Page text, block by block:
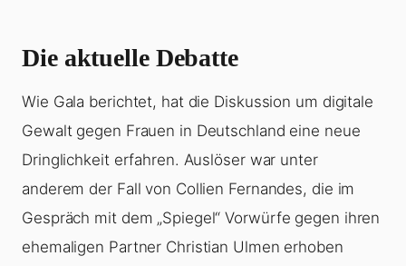
Die aktuelle Debatte
Wie Gala berichtet, hat die Diskussion um digitale
Gewalt gegen Frauen in Deutschland eine neue
Dringlichkeit erfahren. Auslöser war unter
anderem der Fall von Collien Fernandes, die im
Gespräch mit dem „Spiegel“ Vorwürfe gegen ihren
ehemaligen Partner Christian Ulmen erhoben